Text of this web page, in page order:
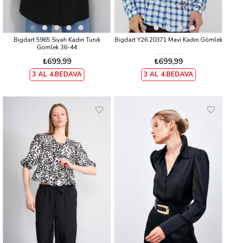
Bigdart 5965 Siyah Kadın Tunık
Gömlek 36-44
₺699,99
3 AL 4.BEDAVA
Bigdart Y26 20371 Mavi Kadın Gömlek
₺699,99
3 AL 4.BEDAVA